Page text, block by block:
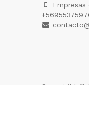
Copyright ©